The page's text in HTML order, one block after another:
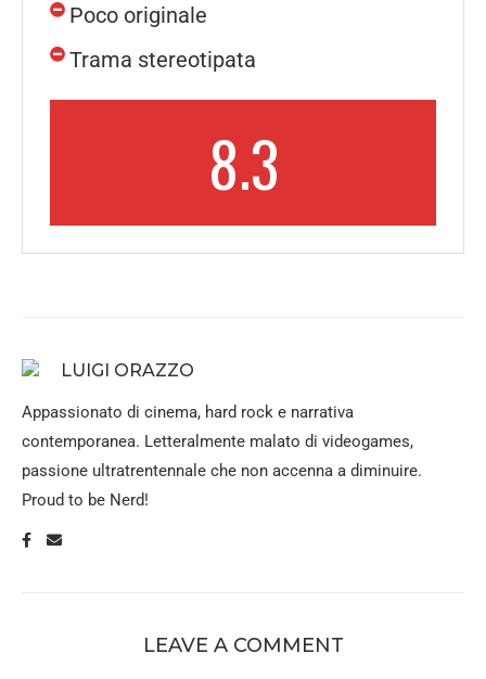
Poco originale
Trama stereotipata
8.3
LUIGI ORAZZO
Appassionato di cinema, hard rock e narrativa
contemporanea. Letteralmente malato di videogames,
passione ultratrentennale che non accenna a diminuire.
Proud to be Nerd!
LEAVE A COMMENT